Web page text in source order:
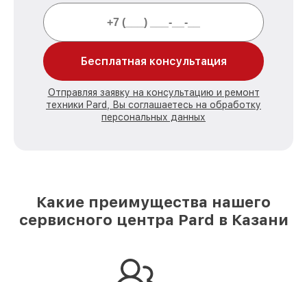
Бесплатная консультация
Отправляя заявку на консультацию и ремонт
техники Pard, Вы соглашаетесь на обработку
персональных данных
Какие преимущества нашего
сервисного центра Pard в Казани